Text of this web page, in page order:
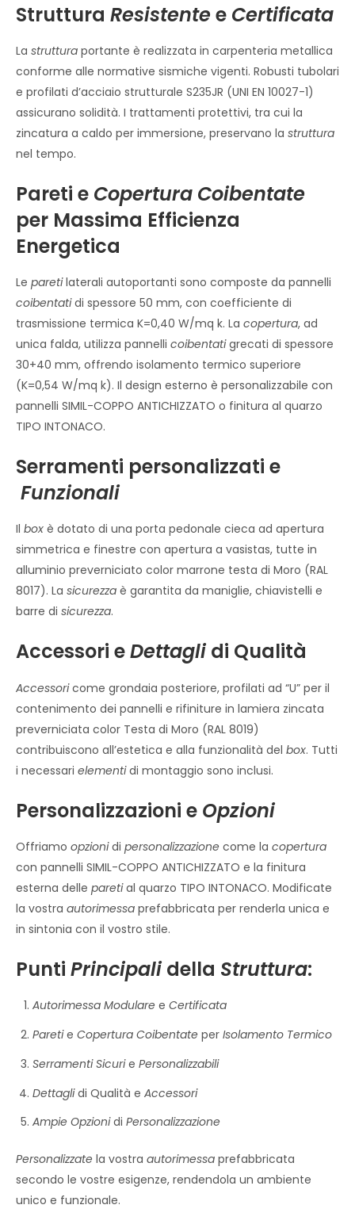
Struttura Resistentee Certificata
La struttura portante è realizzata in carpenteria metallica
conforme alle normative sismiche vigenti. Robusti tubolari
e profilati d’acciaio strutturale S235JR (UNI EN 10027-1)
assicurano solidità. I trattamenti protettivi, tra cui la
zincatura a caldo per immersione, preservano la struttura
nel tempo.
Pareti e Copertura Coibentate
per Massima Efficienza
Energetica
Le paretilaterali autoportanti sono composte da pannelli
coibentatidi spessore 50 mm, con coefficiente di
trasmissione termica K=0,40 W/mq k. La copertura, ad
unica falda, utilizza pannelli coibentatigrecati di spessore
30+40 mm, offrendo isolamento termico superiore
(K=0,54 W/mq k). Il design esterno è personalizzabile con
pannelli SIMIL-COPPO ANTICHIZZATO o finitura al quarzo
TIPO INTONACO.
Serramenti personalizzati e
Funzionali
Il box è dotato di una porta pedonale cieca ad apertura
simmetrica e finestre con apertura a vasistas, tutte in
alluminio preverniciato color marrone testa di Moro (RAL
8017). La sicurezza è garantita da maniglie, chiavistelli e
barre di sicurezza.
Accessori eDettaglidi Qualità
Accessoricome grondaia posteriore, profilati ad “U” per il
contenimento dei pannelli e rifiniture in lamiera zincata
preverniciata color Testa di Moro (RAL 8019)
contribuiscono all’estetica e alla funzionalità del box. Tutti
i necessari elementidi montaggio sono inclusi.
Personalizzazioni e Opzioni
Offriamo opzionidi personalizzazione come la copertura
con pannelli SIMIL-COPPO ANTICHIZZATO e la finitura
esterna delle paretial quarzo TIPO INTONACO. Modificate
la vostra autorimessa prefabbricata per renderla unica e
in sintonia con il vostro stile.
Punti Principalidella Struttura:
Autorimessa Modulare e Certificata
Paretie Copertura Coibentate per Isolamento Termico
Serramenti Sicurie Personalizzabili
Dettaglidi Qualità e Accessori
Ampie Opzionidi Personalizzazione
Personalizzate la vostra autorimessa prefabbricata
secondo le vostre esigenze, rendendola un ambiente
unico e funzionale.